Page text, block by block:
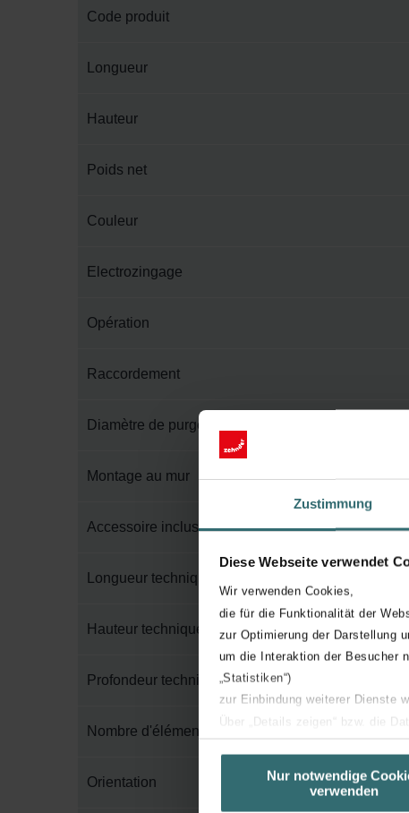
Zustimmung
Diese Webseite verwendet
Wir verwenden Cookies,
die für die Funktionalität der
zur Optimierung der Darstellung
um die Interaktion der Besucher
„Statistiken“)
zur Einbindung weiterer Dienste
Über „Details zeigen“ bzw. die
unserer Website verwenden,
basierend auf Ihren Interessen
Nur notwendige
verwenden
Code produit
Longueur
Hauteur
Poids net
Couleur
Electrozingage
Opération
Raccordement
Diamètre de purge
Montage au mur
Accessoire inclus dans l'emballage
Longueur technique
Hauteur technique
Profondeur technique
Nombre d'éléments
Orientation